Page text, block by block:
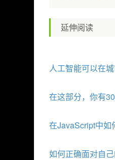
延伸阅读
人工智能可以在
在这部分，你有
在JavaScript中如
如何正确面对自